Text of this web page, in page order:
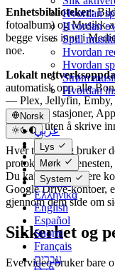
Hvordan
Hvordan
Spill
Hvordan
Hvordan
Strøm
Hvordan
Norsk
عربي
Català
Čeština
Dansk
Deutsch
Ελληνικά
English
Español
Suomi
Français
עברית
Lys
Mørk
System
Enhetsbiblioteker:
fotoalbum) og Musikk-
begge vises inne i
noe.
Lokalt
automatisk opp alle
— Plex, Jellyfin, Emby,
tilkoblede stasjoner,
koble til uten å skrive
Hver tilkobling bruker
protokollen til
Du kan koble til flere
Google Drive-kontoer,
gjennom dem side om
Sikkerhet og
Evervideo bruker bare